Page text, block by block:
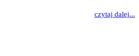
czytaj dalej...